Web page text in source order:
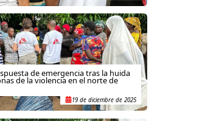
de emergencia tras la huida
de la violencia en el norte de
19 de diciembre de 2025